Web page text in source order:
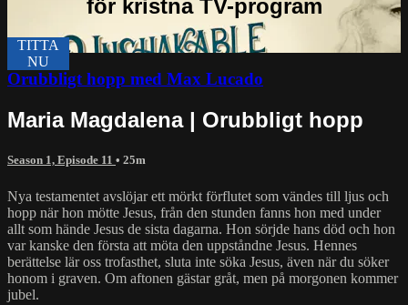
Orubbligt hopp med Max Lucado
Maria Magdalena | Orubbligt hopp
Season 1, Episode 11 • 25m
Nya testamentet avslöjar ett mörkt förflutet som vändes till ljus och
hopp när hon mötte Jesus, från den stunden fanns hon med under
allt som hände Jesus de sista dagarna. Hon sörjde hans död och hon
var kanske den första att möta den uppståndne Jesus. Hennes
berättelse lär oss trofasthet, sluta inte söka Jesus, även när du söker
honom i graven. Om aftonen gästar gråt, men på morgonen kommer
jubel.